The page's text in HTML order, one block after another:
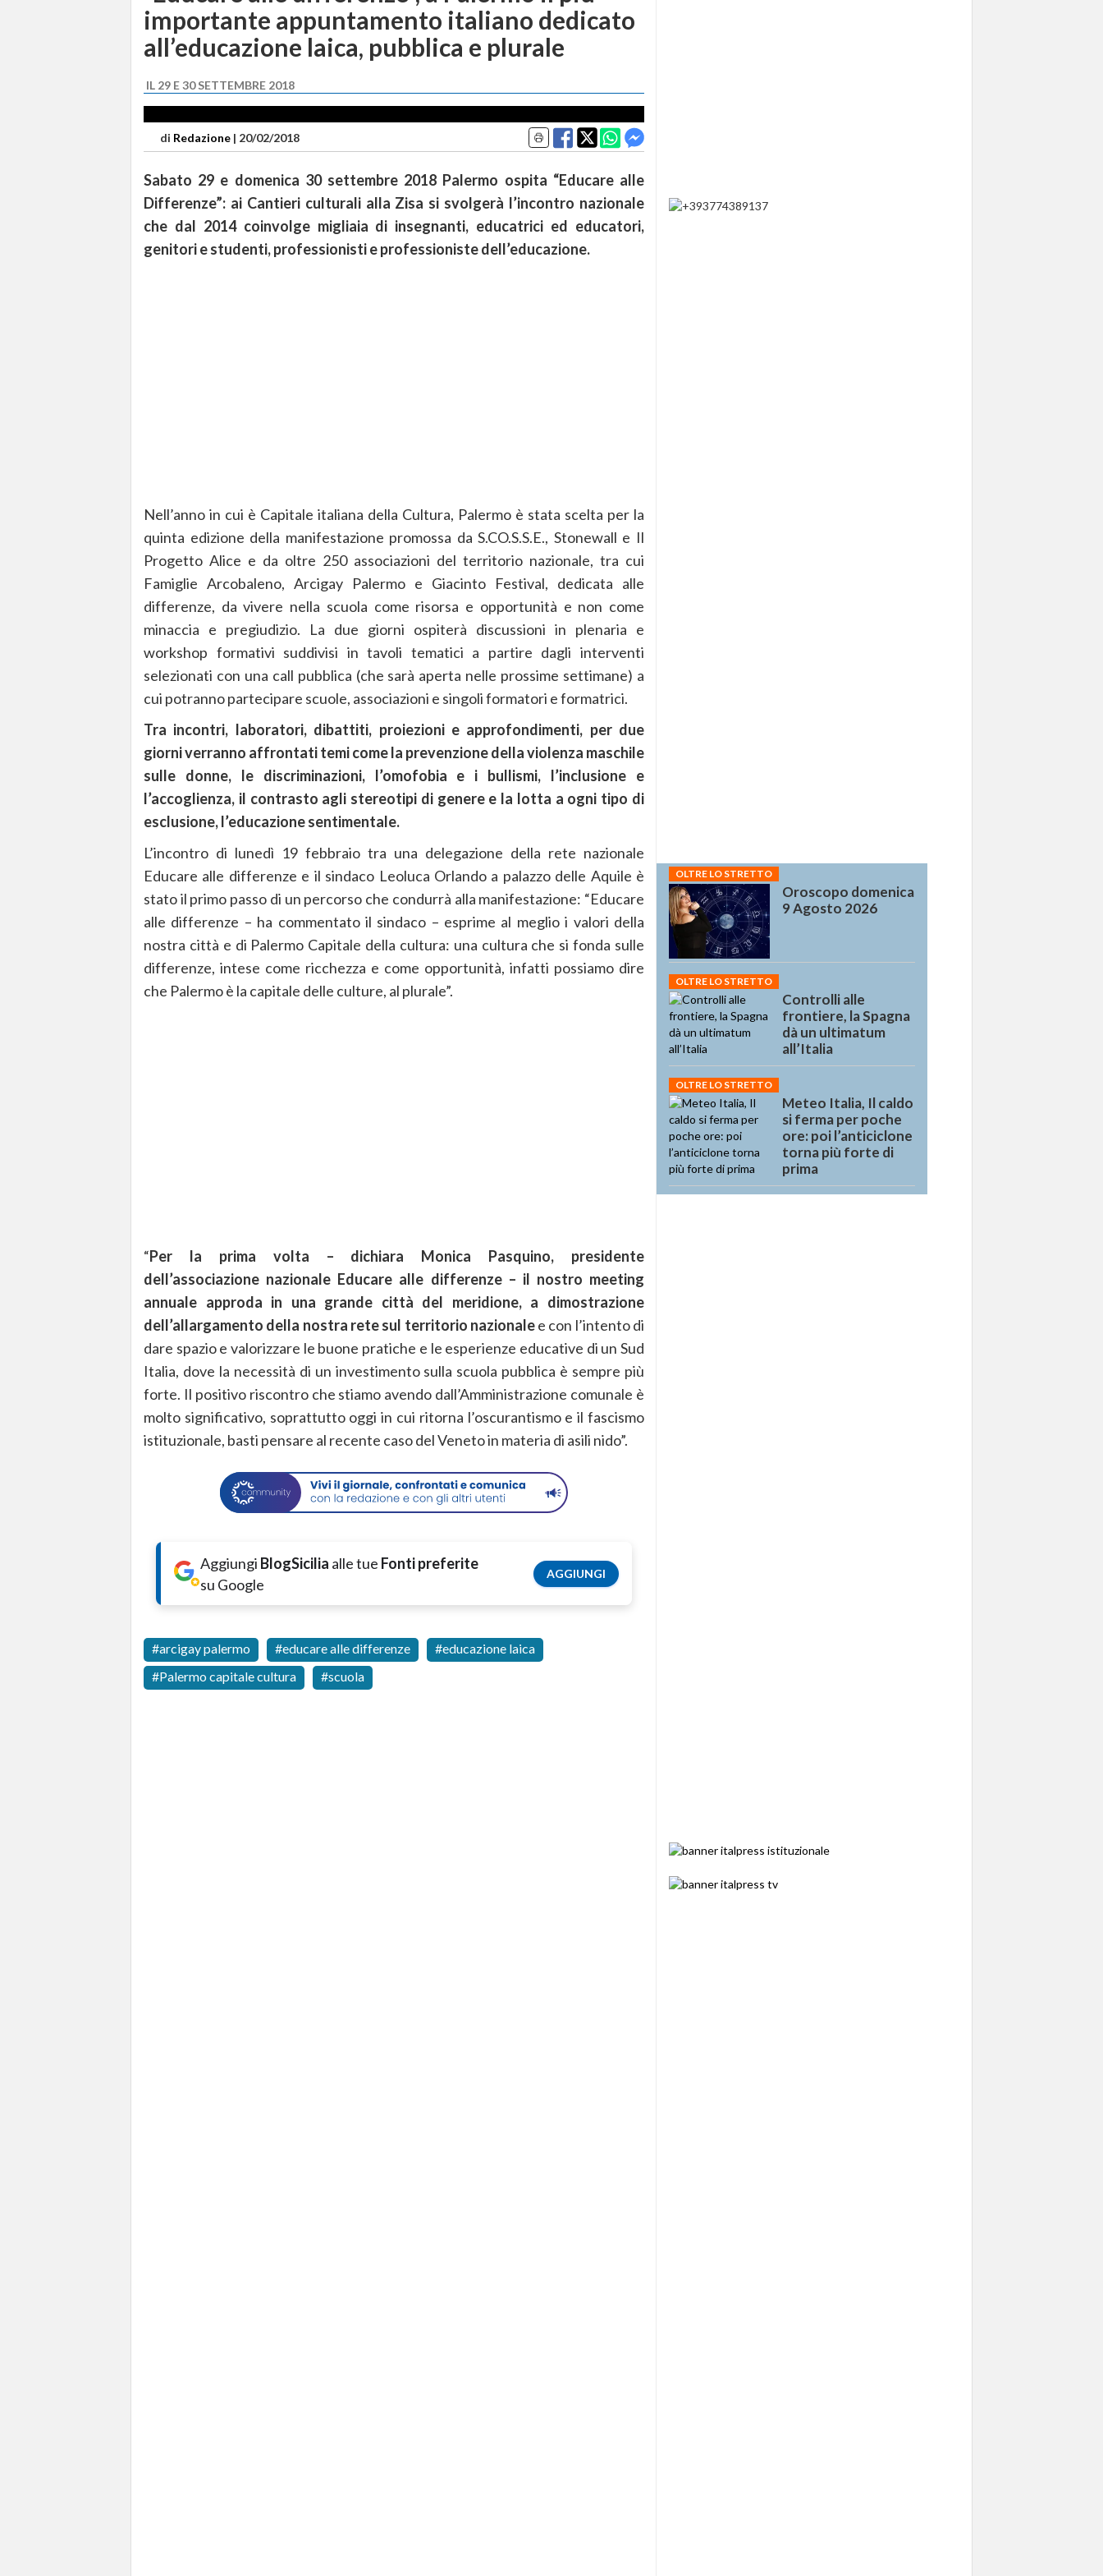
importante appuntamento italiano dedicato
all’educazione laica, pubblica e plurale
IL 29 E 30 SETTEMBRE 2018
di Redazione | 20/02/2018
Sabato 29 e domenica 30 settembre 2018 Palermo ospita “Educare alle
Differenze”: ai Cantieri culturali alla Zisa si svolgerà l’incontro nazionale
che dal 2014 coinvolge migliaia di insegnanti, educatrici ed educatori,
genitori e studenti, professionisti e professioniste dell’educazione.
Nell’anno in cui è Capitale italiana della Cultura, Palermo è stata scelta per la
quinta edizione della manifestazione promossa da S.CO.S.S.E., Stonewall e Il
Progetto Alice e da oltre 250 associazioni del territorio nazionale, tra cui
Famiglie Arcobaleno, Arcigay Palermo e Giacinto Festival, dedicata alle
differenze, da vivere nella scuola come risorsa e opportunità e non come
minaccia e pregiudizio. La due giorni ospiterà discussioni in plenaria e
workshop formativi suddivisi in tavoli tematici a partire dagli interventi
selezionati con una call pubblica (che sarà aperta nelle prossime settimane) a
cui potranno partecipare scuole, associazioni e singoli formatori e formatrici.
Tra incontri, laboratori, dibattiti, proiezioni e approfondimenti, per due
giorni verranno affrontati temi come la prevenzione della violenza maschile
sulle donne, le discriminazioni, l’omofobia e i bullismi, l’inclusione e
l’accoglienza, il contrasto agli stereotipi di genere e la lotta a ogni tipo di
esclusione, l’educazione sentimentale.
L’incontro di lunedì 19 febbraio tra una delegazione della rete nazionale
Educare alle differenze e il sindaco Leoluca Orlando a palazzo delle Aquile è
stato il primo passo di un percorso che condurrà alla manifestazione: “Educare
alle differenze – ha commentato il sindaco – esprime al meglio i valori della
nostra città e di Palermo Capitale della cultura: una cultura che si fonda sulle
differenze, intese come ricchezza e come opportunità, infatti possiamo dire
che Palermo è la capitale delle culture, al plurale”.
“Per la prima volta – dichiara Monica Pasquino, presidente
dell’associazione nazionale Educare alle differenze – il nostro meeting
annuale approda in una grande città del meridione, a dimostrazione
dell’allargamento della nostra rete sul territorio nazionalee con l’intento di
dare spazio e valorizzare le buone pratiche e le esperienze educative di un Sud
Italia, dove la necessità di un investimento sulla scuola pubblica è sempre più
forte. Il positivo riscontro che stiamo avendo dall’Amministrazione comunale è
molto significativo, soprattutto oggi in cui ritorna l’oscurantismo e il fascismo
istituzionale, basti pensare al recente caso del Veneto in materia di asili nido”.
Aggiungi BlogSicilia alle tue Fonti preferite
su Google
AGGIUNGI
arcigay palermo educare alle differenze
educazione laica
Palermo capitale cultura
scuola
OLTRE LO STRETTO
Oroscopo domenica
9 Agosto 2026
OLTRE LO STRETTO
Controlli alle
frontiere, la Spagna
dà un ultimatum
all’Italia
OLTRE LO STRETTO
Meteo Italia, Il caldo
si ferma per poche
ore: poi l’anticiclone
torna più forte di
prima